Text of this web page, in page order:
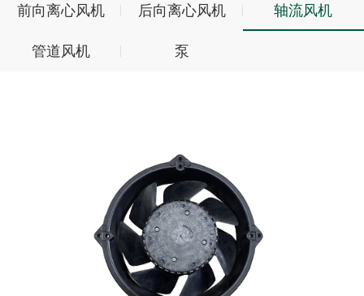
前向离心风机 后向离心风机 轴流风机
管道风机 泵